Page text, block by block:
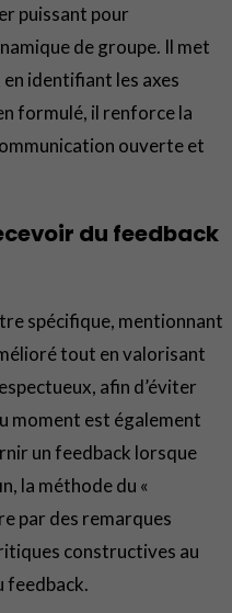
puissant pour
de groupe. Il met
identifiant les axes
formulé, il renforce la
ouverte et
du feedback
spécifique, mentionnant
tout en valorisant
afin d’éviter
moment est également
un feedback lorsque
la méthode du «
par des remarques
constructives au
feedback.